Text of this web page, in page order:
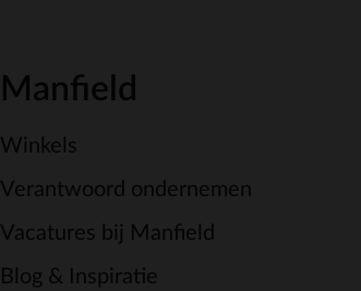
Manfield
Winkels
Verantwoord ondernemen
Vacatures bij Manfield
Blog & Inspiratie